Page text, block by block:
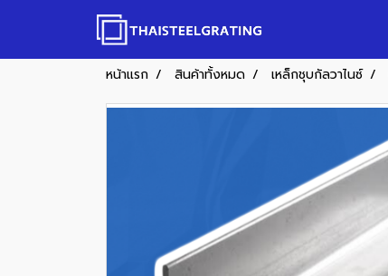
หน้าแรก สินค้าทั้งหมด เหล็กชุบกัลวาไนซ์